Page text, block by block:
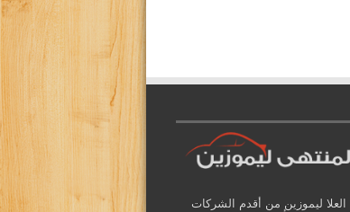
العلا ليموزين من أقدم الشركات